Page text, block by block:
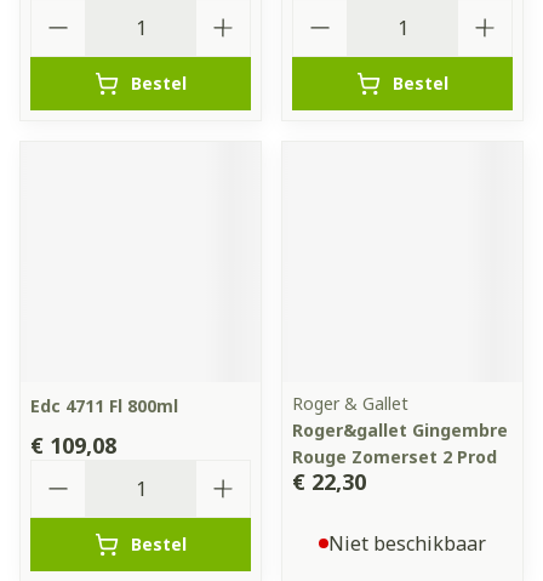
Bestel Bestel
Edc 4711 Fl 800ml
€ 109,08
Bestel
Roger & Gallet
Roger&gallet Gingembre
Rouge Zomerset 2 Prod
€ 22,30
Niet beschikbaar